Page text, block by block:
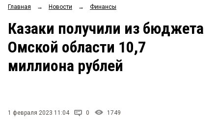
ОБЩЕСТВО
ЗАКОН Рейтинги
Блоги
Главная → Новости → Финансы
Казаки получили из бюджета
Омской области 10,7
миллиона рублей
1 февраля 2023 11:04 0 1749